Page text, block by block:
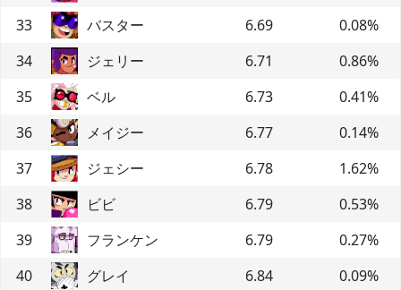
33
バスター 6.69 0.08%
34
ジェリー 6.71 0.86%
35
ベル 6.73 0.41%
36
メイジー 6.77 0.14%
37
ジェシー 6.78 1.62%
38
ビビ 6.79 0.53%
39
フランケン 6.79 0.27%
40
グレイ 6.84 0.09%